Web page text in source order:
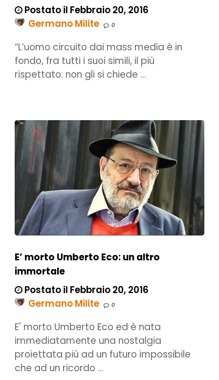
Postato il Febbraio 20, 2016
Germano Milite
0
“L’uomo circuito dai mass media è in
fondo, fra tutti i suoi simili, il più
rispettato: non gli si chiede …
E’ morto Umberto Eco: un altro
immortale
Postato il Febbraio 20, 2016
Germano Milite
0
E' morto Umberto Eco ed è nata
immediatamente una nostalgia
proiettata più ad un futuro impossibile
che ad un ricordo …